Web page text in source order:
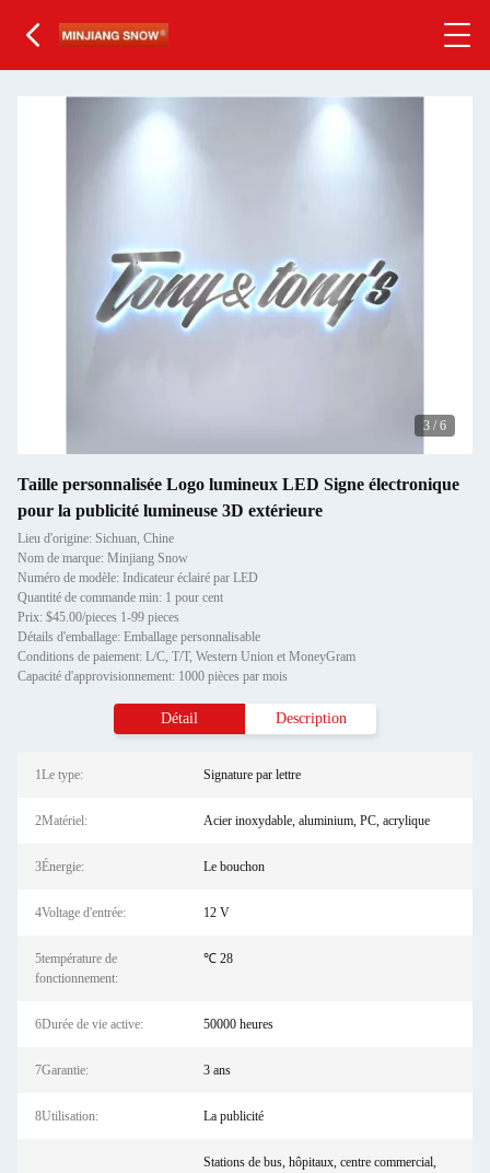
3 / 6
Taille personnalisée Logo lumineux LED Signe électronique
pour la publicité lumineuse 3D extérieure
Lieu d'origine: Sichuan, Chine
Nom de marque: Minjiang Snow
Numéro de modèle: Indicateur éclairé par LED
Quantité de commande min: 1 pour cent
Prix: $45.00/pieces 1-99 pieces
Détails d'emballage: Emballage personnalisable
Conditions de paiement: L/C, T/T, Western Union et MoneyGram
Capacité d'approvisionnement: 1000 pièces par mois
Détail Description
1Le type: Signature par lettre
2Matériel: Acier inoxydable, aluminium, PC, acrylique
3Énergie: Le bouchon
4Voltage d'entrée: 12 V
5température de
fonctionnement:
℃ 28
6Durée de vie active: 50000 heures
7Garantie: 3 ans
8Utilisation: La publicité
Stations de bus, hôpitaux, centre commercial,